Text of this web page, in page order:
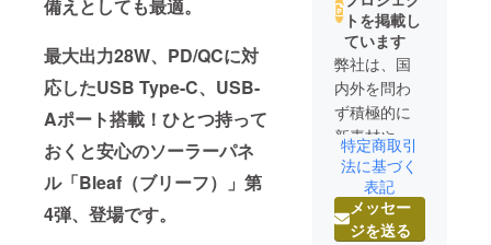
備えとしても最適。
最大出力28W、PD/QCに対
応したUSB Type-C、USB-
Aポート搭載！ひとつ持って
おくと安心のソーラーパネ
ル「Bleaf（ブリーフ）」第
4弾、登場です。
トを掲載し
ています
弊社は、国
内外を問わ
ず積極的に
新素材や新
技術を取り
入れ、お客
様に驚きと
感動を提供
特定商取引
法に基づく
表記
メッセー
ジを送る